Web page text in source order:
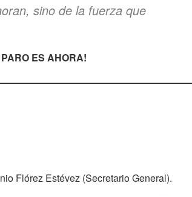
sino de la fuerza que
ES AHORA!
Flórez Estévez (Secretario General).